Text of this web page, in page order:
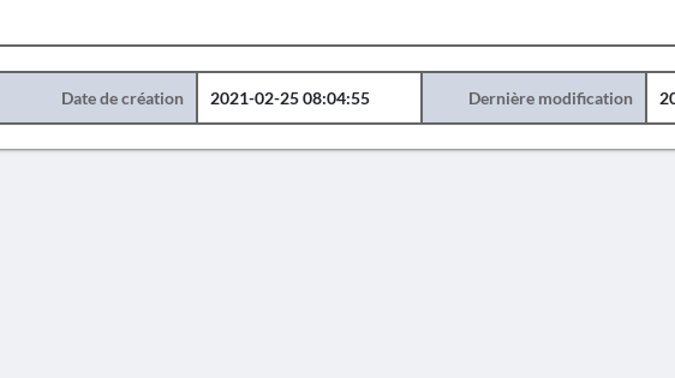
Date de création 2021-02-25 08:04:55 Dernière modification